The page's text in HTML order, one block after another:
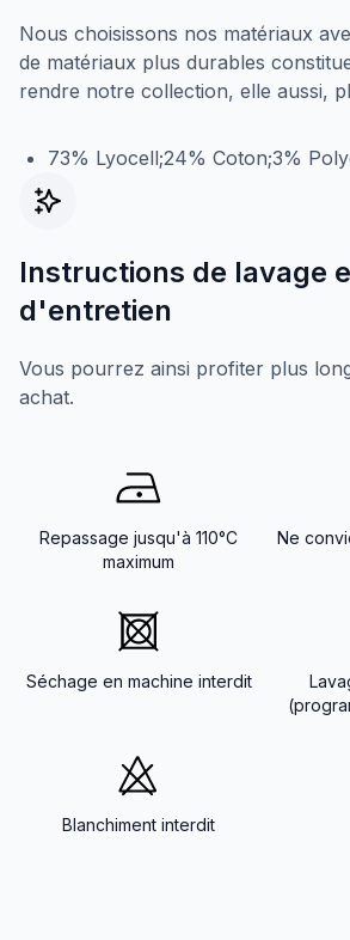
Nous choisissons nos matériaux
de matériaux plus durables
rendre notre collection, elle aussi,
73% Lyocell;24% Coton;3%
Instructions de lavage
d'entretien
Vous pourrez ainsi profiter plus
achat.
Repassage jusqu'à 110°C
maximum
Ne
Séchage en machine interdit
Blanchiment interdit